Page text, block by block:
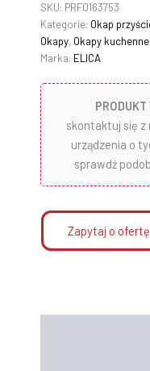
SKU: PRF0163753
Kategorie: Okap
Okapy, Okapy
Marka: ELICA
skontaktuj się z
urządzenia o
sprawdź
Zapytaj o